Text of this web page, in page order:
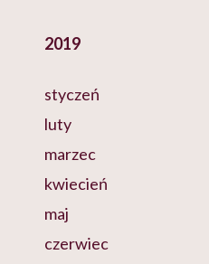
2019
styczeń
luty
marzec
kwiecień
maj
czerwiec